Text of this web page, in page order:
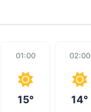
01:00
15°
02:00
14°